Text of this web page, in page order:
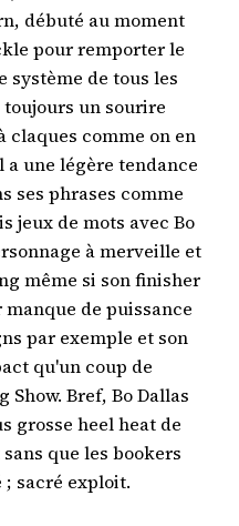
débuté au moment
pour remporter le
système de tous les
un sourire
claques comme on en
a une légère tendance
ses phrases comme
jeux de mots avec Bo
à merveille et
même si son finisher
de puissance
par exemple et son
qu'un coup de
Bref, Bo Dallas
grosse heel heat de
que les bookers
sacré exploit.